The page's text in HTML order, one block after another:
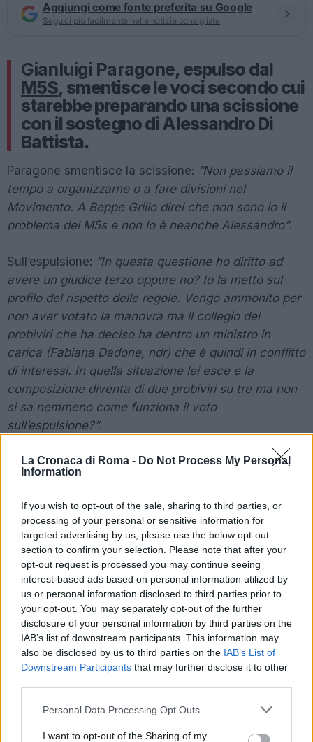
La Cronaca di Roma - Do Not Process My Personal
Information
If you wish to opt-out of the sale, sharing to third parties, or
processing of your personal or sensitive information for
targeted advertising by us, please use the below opt-out
section to confirm your selection. Please note that after your
opt-out request is processed you may continue seeing
interest-based ads based on personal information utilized by
us or personal information disclosed to third parties prior to
your opt-out. You may separately opt-out of the further
disclosure of your personal information by third parties on the
IAB’s list of downstream participants. This information may
also be disclosed by us to third parties on the IAB’s List of
Downstream Participants that may further disclose it to other
Please note that this website/app uses one or more Google
not limited to your visit or usage behaviour. You may click to
Personal Data Processing Opt Outs
I want to opt-out of the Sharing of my
Aggiungi come fonte preferita su Google
Seguici più facilmente nelle notizie consigliate
Gianluigi Paragone, espulso dal
M5S, smentisce le voci secondo cui
starebbe preparando una scissione
con il sostegno di Alessandro Di
Battista.
Paragone smentisce la scissione: “Non passiamo il
tempo a organizzarne o a fare divisioni nel
Movimento. A Beppe Grillo direi che non sono io il
problema del M5s e non lo è neanche Alessandro”.
Sull’espulsione: “In questa questione ho diritto ad
avere un giudice terzo oppure no? Io la metto sul
profilo del rispetto delle regole. Vengo ammonito per
non aver votato la manovra ma il collegio dei
probiviri che ha deciso ha dentro un ministro in
carica (Fabiana Dadone, ndr) che è quindi in conflitto
di interessi. In quella situazione lei esce e la
composizione diventa di due probiviri su tre ma non
si sa nemmeno come funziona il voto
sull’espulsione?”.
Sul suo futuro politico e sulla rottura nel Movimento:
“Non lo so se ora c’è un effetto valanga, io non sono
indiscrezioni che lo dicono pronto a passare alla
Lega:“Sono stato eletto con il M5s e sono orgoglioso
del programma con cui ho fatto campagna
elettorale”. Alla fine attacca Di Maio:“Non è riuscito
a rendere forte la trama del tessuto del Movimento 5
stelle e così tutto diventa sfilacciato” .
SEGUICI SU TWITTER
Il Presidente
GREGORETTI Italia